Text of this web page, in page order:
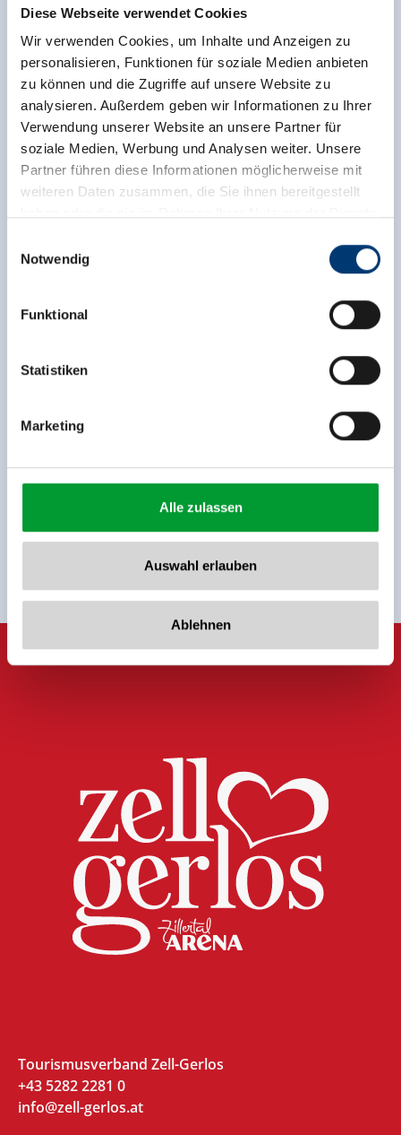
Diese Webseite verwendet Cookies
Wir verwenden Cookies, um Inhalte und Anzeigen zu
personalisieren, Funktionen für soziale Medien anbieten
zu können und die Zugriffe auf unsere Website zu
analysieren. Außerdem geben wir Informationen zu Ihrer
Verwendung unserer Website an unsere Partner für
soziale Medien, Werbung und Analysen weiter. Unsere
Partner führen diese Informationen möglicherweise mit
weiteren Daten zusammen, die Sie ihnen bereitgestellt
Rohr 23// A-6280 Zell am Ziller
www.zillertalarena.com
Notwendig
Funktional
Statistiken
Marketing
Alle zulassen
Auswahl erlauben
Ablehnen
Jetzt für den newsletter
anmelden!
Anmelden
Tourismusverband Zell-Gerlos
+43 5282 2281 0
info@zell-gerlos.at